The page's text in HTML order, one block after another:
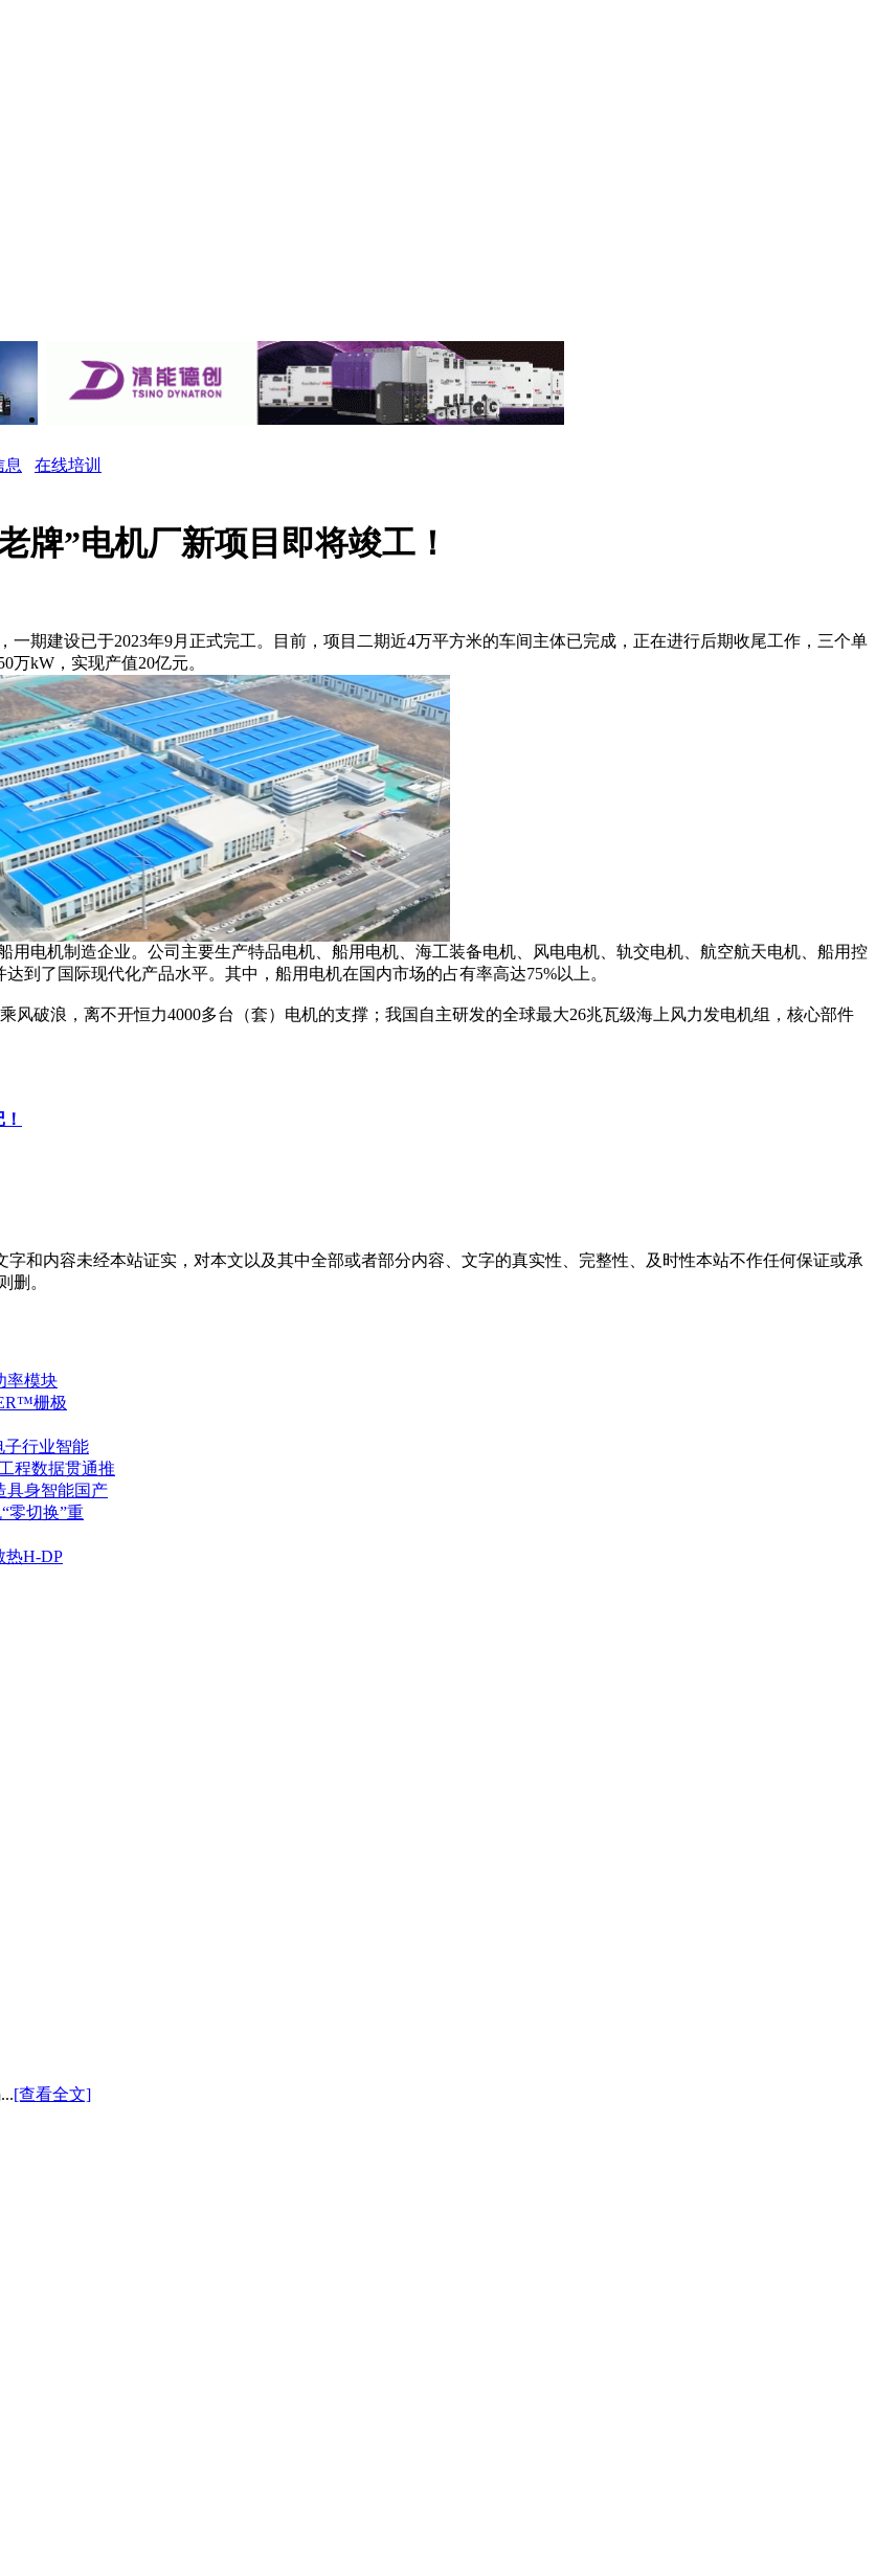
息
在线培训
牌”电机厂新项目即将竣工！
期建设已于2023年9月正式完工。目前，项目二期近4万平方米的车间主体已完成，正在进行后期收尾工作，三个单
kW，实现产值20亿元。
机制造企业。公司主要生产特品电机、船用电机、海工装备电机、风电电机、轨交电机、航空航天电机、船用控
到了国际现代化产品水平。其中，船用电机在国内市场的占有率高达75%以上。
破浪，离不开恒力4000多台（套）电机的支撑；我国自主研发的全球最大26兆瓦级海上风力发电机组，核心部件
内容未经本站证实，对本文以及其中全部或者部分内容、文字的真实性、完整性、及时性本站不作任何保证或承
删。
率模块
栅极
子行业智能
程数据贯通推
具身智能国产
零切换”重
热H-DP
[查看全文]